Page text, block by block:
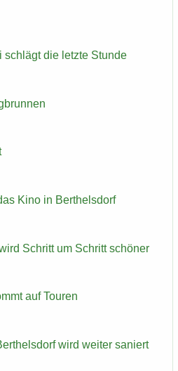
schlägt die letz­te Stun­de
Kino in Bert­hels­dorf
Schritt um Schritt schö­ner
auf Tou­ren
wird wei­ter sa­niert